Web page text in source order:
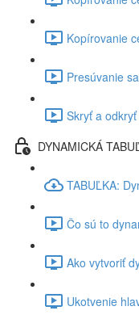
Kopírovanie
Presúvanie
Skryť a
DYNAMICKÁ
TABUĽKA:
Čo sú to
Ako vytvoriť
Ukotvenie